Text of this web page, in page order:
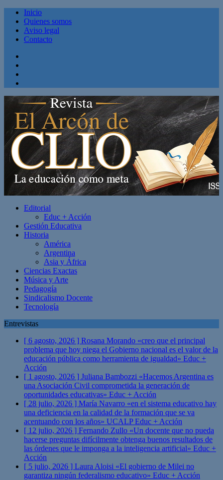
Inicio
Quienes somos
Aviso legal
Contacto
Editorial
Educ + Acción
Gestión Educativa
Historia
América
Argentina
Asia y África
Ciencias Exactas
Música y Arte
Pedagogía
Sindicalismo Docente
Tecnología
Entrevistas
[ 6 agosto, 2026 ] Rosana Morando «creo que el principal
problema que hoy niega el Gobierno nacional es el valor de la
educación pública como herramienta de igualdad» Educ +
Acción
[ 1 agosto, 2026 ] Juliana Bambozzi «Hacemos Argentina es
una Asociación Civil comprometida la generación de
oportunidades educativas» Educ + Acción
[ 28 julio, 2026 ] María Navarro «en el sistema educativo hay
una deficiencia en la calidad de la formación que se va
acentuando con los años» UCALPEduc + Acción
[ 12 julio, 2026 ] Fernando Zullo «Un docente que no pueda
hacerse preguntas difícilmente obtenga buenos resultados de
las órdenes que le imponga a la inteligencia artificial» Educ +
Acción
[ 5 julio, 2026 ] Laura Aloisi «El gobierno de Milei no
garantiza ningún federalismo educativo» Educ + Acción